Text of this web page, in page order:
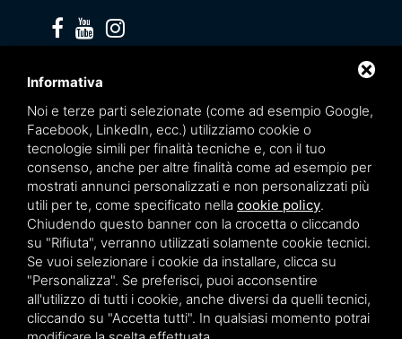
Questo sito è protetto da Google reCAPTCHA v3,Privacy Policy
Terms of Service
di Google.
Informativa
Noi e terze parti selezionate (come ad esempio Google,
Facebook, LinkedIn, ecc.) utilizziamo cookie o
tecnologie simili per finalità tecniche e, con il tuo
consenso, anche per altre finalità come ad esempio per
mostrati annunci personalizzati e non personalizzati più
utili per te, come specificato nella cookie policy.
Chiudendo questo banner con la crocetta o cliccando
su "Rifiuta", verranno utilizzati solamente cookie tecnici.
Se vuoi selezionare i cookie da installare, clicca su
"Personalizza". Se preferisci, puoi acconsentire
all'utilizzo di tutti i cookie, anche diversi da quelli tecnici,
cliccando su "Accetta tutti". In qualsiasi momento potrai